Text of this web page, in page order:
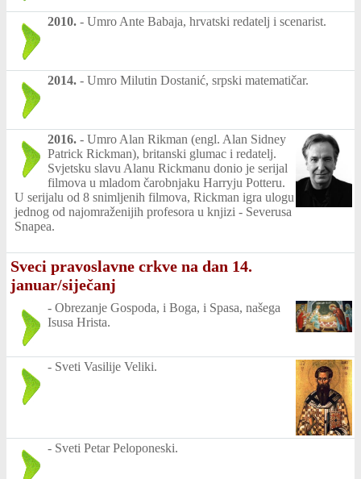
2010. - Umro Ante Babaja, hrvatski redatelj i scenarist.
2014. - Umro Milutin Dostanić, srpski matematičar.
2016. - Umro Alan Rikman (engl. Alan Sidney
Patrick Rickman), britanski glumac i redatelj.
Svjetsku slavu Alanu Rickmanu donio je serijal
filmova u mladom čarobnjaku Harryju Potteru.
U serijalu od 8 snimljenih filmova, Rickman igra ulogu
jednog od najomraženijih profesora u knjizi - Severusa
Snapea.
Sveci pravoslavne crkve na dan 14.
januar/siječanj
- Obrezanje Gospoda, i Boga, i Spasa, našega
Isusa Hrista.
- Sveti Vasilije Veliki.
- Sveti Petar Peloponeski.